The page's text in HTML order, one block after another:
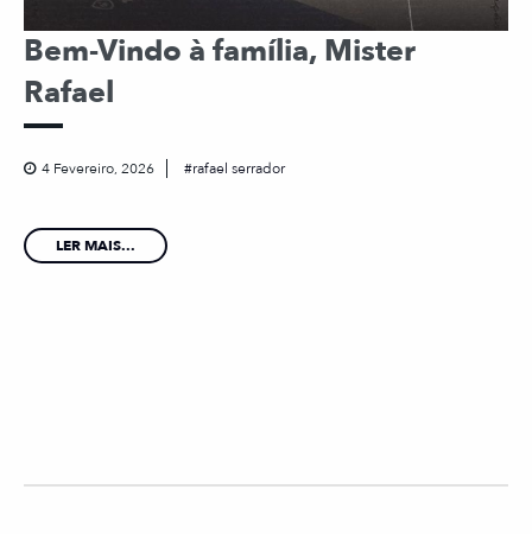
Bem-Vindo à família, Mister
Rafael
4 Fevereiro, 2026 rafael serrador
LER MAIS...